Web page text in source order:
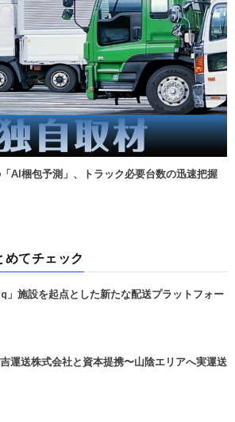
「AI梱包予測」、トラック必要台数の迅速把握
めてチェック
施設を起点とした新たな配送プラットフォー
運送株式会社と資本提携〜山陰エリアへ実運送